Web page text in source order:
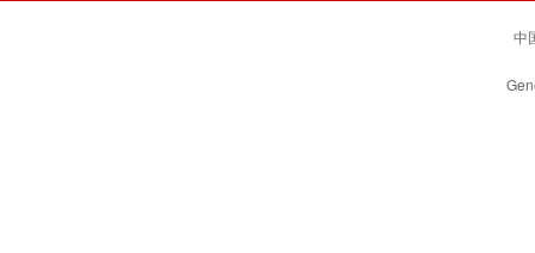
中